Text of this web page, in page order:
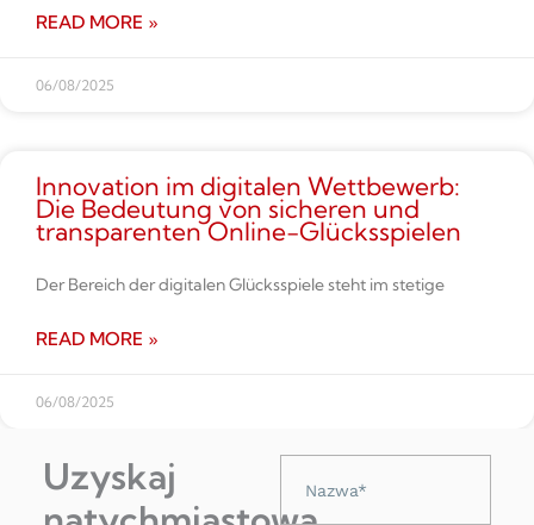
READ MORE »
06/08/2025
Innovation im digitalen Wettbe­werb:
Die Bedeutung von sicheren und
transparenten Online-Glücksspielen
Der Bereich der digitalen Glücksspiele steht im stetige
READ MORE »
06/08/2025
Uzyskaj